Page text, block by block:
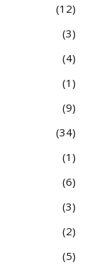
12
3
4
1
9
34
1
6
3
2
5